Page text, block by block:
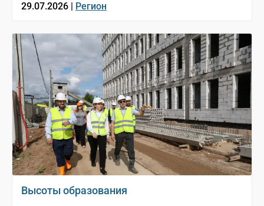
29.07.2026 | Регион
Высоты образования